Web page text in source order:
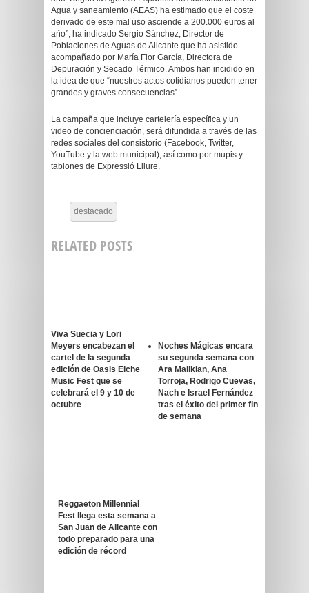
Agua y saneamiento (AEAS) ha estimado que el coste
derivado de este mal uso asciende a 200.000 euros al
año”, ha indicado Sergio Sánchez, Director de
Poblaciones de Aguas de Alicante que ha asistido
acompañado por María Flor García, Directora de
Depuración y Secado Térmico. Ambos han incidido en
la idea de que “nuestros actos cotidianos pueden tener
grandes y graves consecuencias”.
La campaña que incluye cartelería específica y un
video de concienciación, será difundida a través de las
redes sociales del consistorio (Facebook, Twitter,
YouTube y la web municipal), así como por mupis y
tablones de Expressió Lliure.
destacado
RELATED POSTS
Viva Suecia y Lori
Meyers encabezan el
cartel de la segunda
edición de Oasis Elche
Music Fest que se
celebrará el 9 y 10 de
octubre
Noches Mágicas encara
su segunda semana con
Ara Malikian, Ana
Torroja, Rodrigo Cuevas,
Nach e Israel Fernández
tras el éxito del primer fin
de semana
Reggaeton Millennial
Fest llega esta semana a
San Juan de Alicante con
todo preparado para una
edición de récord